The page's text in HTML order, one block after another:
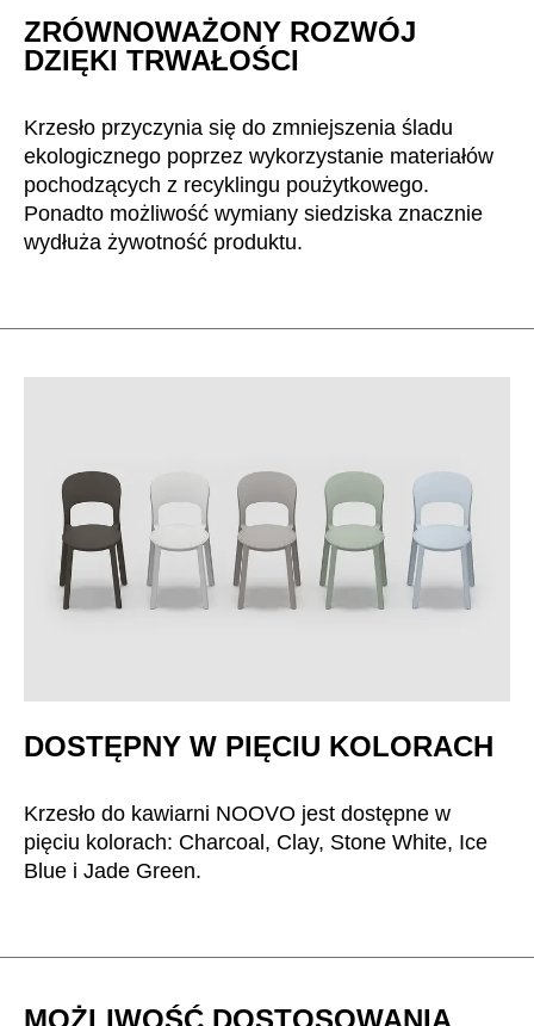
Nigeria(NG)
Norwegia (NO)
Oman (OM)
Polska(PL)
Portugalia (PT)
Republika Czeska(CZ)
Rumunia
Singapur (SG)
Szwajcaria(CH)
Szwecja (SE)
Słowacja (SK)
Tajwan
Tanzania
Tunezja
Ukraina
Wielka Brytania(GB)
Wybrzeże Kości Słoniowej
Łotwa(LV)
ZRÓWNOWAŻONY ROZWÓJ
DZIĘKI TRWAŁOŚCI
Krzesło przyczynia się do zmniejszenia śladu
ekologicznego poprzez wykorzystanie materiałów
pochodzących z recyklingu poużytkowego.
Ponadto możliwość wymiany siedziska znacznie
wydłuża żywotność produktu.
DOSTĘPNY W PIĘCIU KOLORACH
Krzesło do kawiarni NOOVO jest dostępne w
pięciu kolorach: Charcoal, Clay, Stone White, Ice
Blue i Jade Green.
MOŻLIWOŚĆ DOSTOSOWANIA